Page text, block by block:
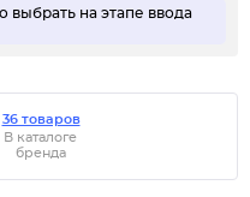
выбрать на этапе ввода
36 товаров
В каталоге
бренда